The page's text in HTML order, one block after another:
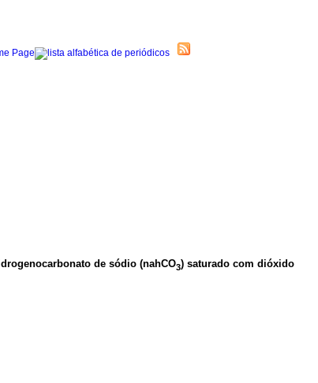
de sódio (nahCO3) saturado com dióxido